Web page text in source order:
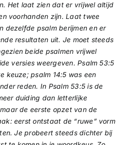
Het laat zien dat er vrijwel altijd
voorhanden zijn. Laat twee
dezelfde psalm berijmen en er
resultaten uit. Je moet steeds
beide psalmen vrijwel
versies weergeven. Psalm 53:5
keuze; psalm 14:5 was een
reden. In Psalm 53:5 is de
duiding dan letterlijke
de eerste opzet van de
eerst ontstaat de “ruwe” vorm
Je probeert steeds dichter bij